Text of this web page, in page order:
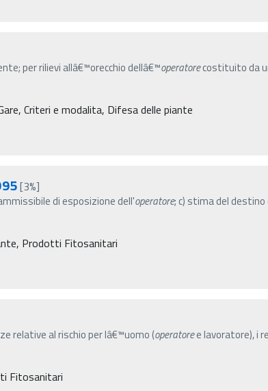
per rilievi allâ€™orecchio dellâ€™operatorecostituito da
Criteri e modalita, Difesa delle piante
[3%]
di esposizione dell'operatore; c) stima del
Prodotti Fitosanitari
relative al rischio per lâ€™uomo (operatoree lavoratore), i
Fitosanitari